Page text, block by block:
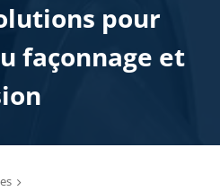
pour
façonnage et